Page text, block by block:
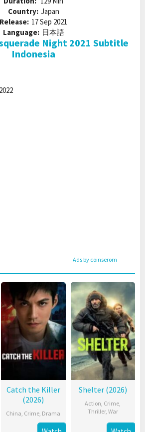
Country: Japan
Release: 17 Sep 2021
Language: 日本語
Night 2021 Subtitle
Indonesia
Ads by coinserom
Catch the Killer
(2026)
China, Crime, Drama
Shelter (2026)
Action, Crime,
Thriller, War